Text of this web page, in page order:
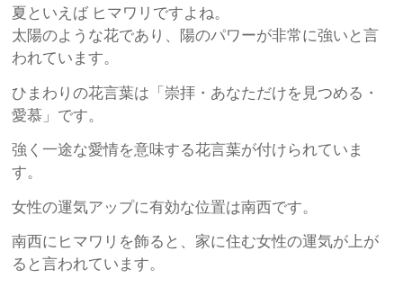
夏といえば ヒマワリですよね。
太陽のような花であり、陽のパワーが非常に強いと言
われています。
ひまわりの花言葉は「崇拝・あなただけを見つめる・
愛慕」です。
強く一途な愛情を意味する花言葉が付けられていま
す。
女性の運気アップに有効な位置は南西です。
南西にヒマワリを飾ると、家に住む女性の運気が上が
ると言われています。